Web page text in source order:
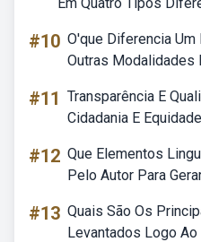
#10 O'que Diferencia
Outras Modalidades
#11 Transparência E
Cidadania E
#12 Que Elementos
Pelo Autor Para
#13 Quais São Os
Levantados Logo